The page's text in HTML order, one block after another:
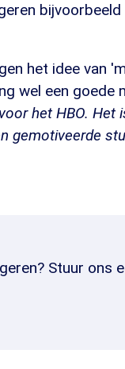
het idee van
wel een goede
het HBO. Het
gemotiveerde
Stuur ons